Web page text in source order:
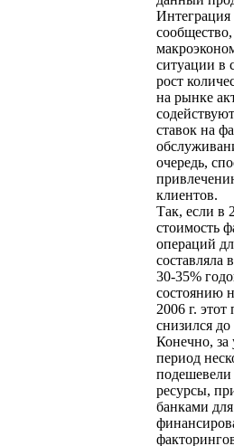
ситуации в
рост
на рынке
ставок на
очередь,
клиентов.
Так, если в
стоимость
операций
составляла
30-35%
состоянию
2006 г. этот
снизился
Конечно, за
период
ресурсы,
банками для